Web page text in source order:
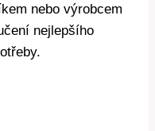
nebo výrobcem
nejlepšího